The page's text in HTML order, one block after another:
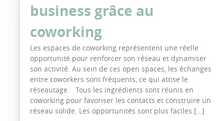
business grâce au
coworking
Les espaces de coworking représentent une réelle
opportunité pour renforcer son réseau et dynamiser
son activité. Au sein de ces open spaces, les échanges
entre coworkers sont fréquents, ce qui attise le
réseautage. Tous les ingrédients sont réunis en
coworking pour favoriser les contacts et construire un
réseau solide. Les opportunités sont plus faciles […]